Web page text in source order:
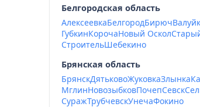
Белгородская область
АлексеевкаБелгородБирюч
ГубкинКорочаНовый Оскол
СтроительШебекино
Брянская область
БрянскДятьковоЖуковкаЗлынка
МглинНовозыбковПочепСевск
СуражТрубчевскУнечаФокино